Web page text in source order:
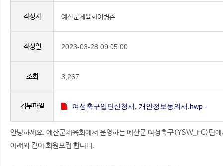
작성자 예산군체육회이병준
작성일 2023-03-28 09:05:00
조회 3,267
첨부파일 여성축구입단신청서, 개인정보동의서.hwp -
(14.5K) ( 77회 다운로드 )
안녕하세요. 예산군체육회에서 운영하는 예산군 여성축구(YSW_FC)팀에
아래와 같이 회원모집 합니다.